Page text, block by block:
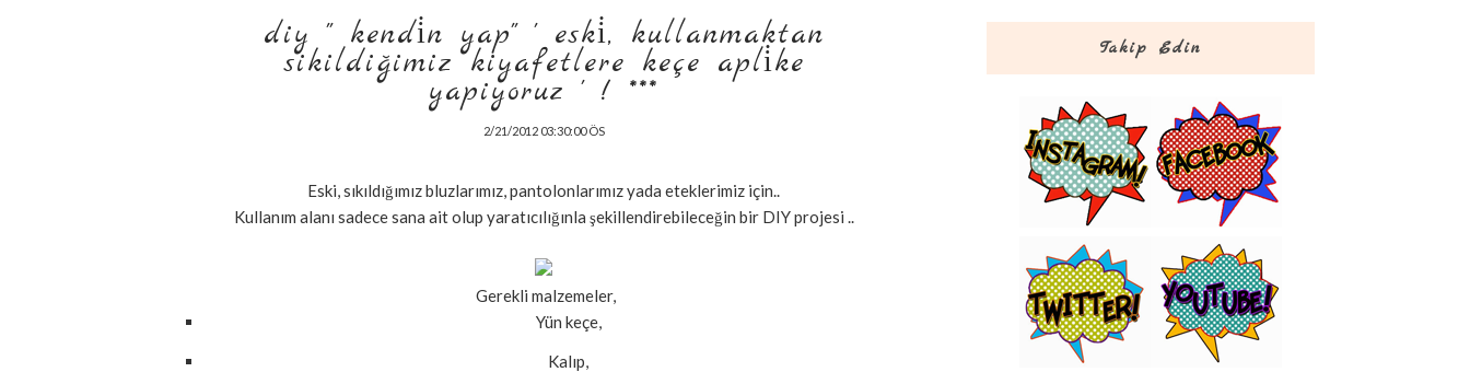
diy '' kendi̇n yap'' ' eski̇, kullanmaktan si
kildiğimiz kiyafetlere keçe apli̇ke yap
iyoruz ' ! ***
2/21/2012 03:30:00 ÖS
Eski, sıkıldığımız bluzlarımız, pantolonlarımız yada eteklerimiz için..
Kullanım alanı sadece sana ait olup yaratıcılığınla şekillendirebileceğin bir DIY projesi ..
Gerekli malzemeler,
Yün keçe,
Kalıp,
Takip Edin